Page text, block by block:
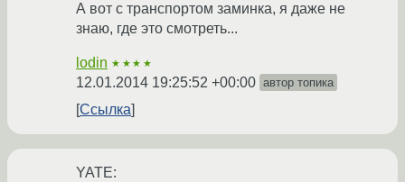
А вот с транспортом заминка, я даже не
знаю, где это смотреть...
lodin ★★★★
12.01.2014 19:25:52 +00:00 автор топика
Ссылка
YATE: